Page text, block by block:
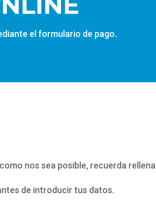
el formulario de pago.
nos sea posible, recuerda
de introducir tus datos.